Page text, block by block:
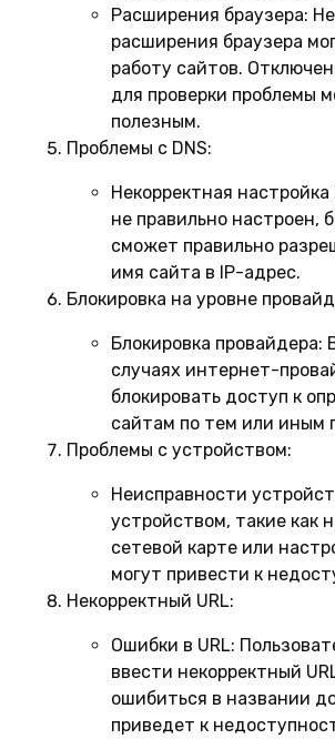
Расширения браузера:
расширения браузера
работу сайтов.
для проверки проблемы
полезным.
Проблемы с DNS:
Некорректная настройка
не правильно настроен,
сможет правильно
имя сайта в IP-адрес.
Блокировка на уровне
Блокировка провайдера:
случаях интернет-
блокировать доступ к
сайтам по тем или иным
Проблемы с устройством:
Неисправности
устройством, такие как
сетевой карте или
могут привести к
Некорректный URL:
Ошибки в URL:
ввести некорректный
ошибиться в названии
приведет к